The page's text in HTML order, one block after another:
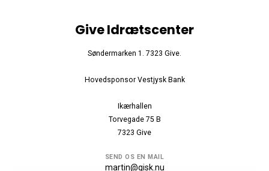
Give Idrætscenter
Søndermarken 1. 7323 Give.
Hovedsponsor Vestjysk Bank
Ikærhallen
Torvegade 75 B
7323 Give
SEND OS EN MAIL
martin@gisk.nu